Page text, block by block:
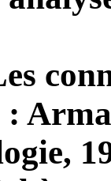
: